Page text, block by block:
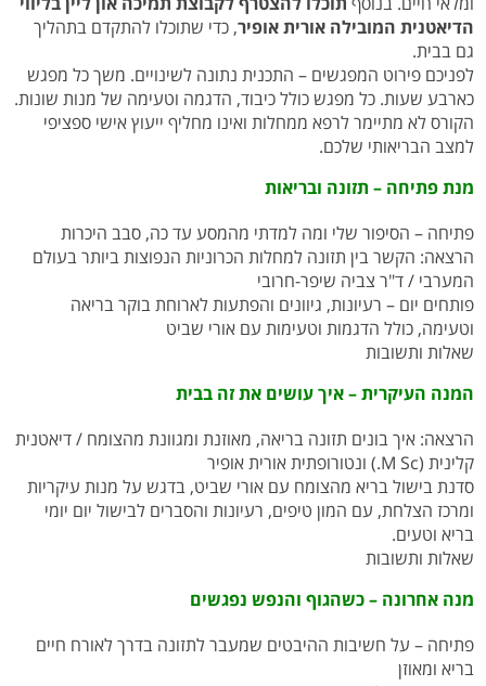
הדיאטנית המובילה אורית אופיר, כדי שתוכלו להתקדם בתהליך
גם בבית.
לפניכם פירוט המפגשים – התכנית נתונה לשינויים. משך כל מפגש
כארבע שעות. כל מפגש כולל כיבוד, הדגמה וטעימה של מנות שונות.
הקורס לא מתיימר לרפא ממחלות ואינו מחליף ייעוץ אישי ספציפי
למצב הבריאותי שלכם.
מנת פתיחה – תזונה ובריאות
פתיחה – הסיפור שלי ומה למדתי מהמסע עד כה, סבב היכרות
הרצאה: הקשר בין תזונה למחלות הכרוניות הנפוצות ביותר בעולם
המערבי / ד"ר צביה שיפר-חרובי
פותחים יום – רעיונות, גיוונים והפתעות לארוחת בוקר בריאה
וטעימה, כולל הדגמות וטעימות עם אורי שביט
שאלות ותשובות
המנה העיקרית – איך עושים את זה בבית
הרצאה: איך בונים תזונה בריאה, מאוזנת ומגוונת מהצומח / דיאטנית
קלינית (M Sc.) ונטורופתית אורית אופיר
סדנת בישול בריא מהצומח עם אורי שביט, בדגש על מנות עיקריות
ומרכז הצלחת, עם המון טיפים, רעיונות והסברים לבישול יום יומי
בריא וטעים.
שאלות ותשובות
מנה אחרונה – כשהגוף והנפש נפגשים
פתיחה – על חשיבות ההיבטים שמעבר לתזונה בדרך לאורח חיים
בריא ומאוזן